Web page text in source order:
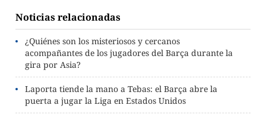
Noticias relacionadas
¿Quiénes son los misteriosos y cercanos
acompañantes de los jugadores del Barça durante la
gira por Asia?
Laporta tiende la mano a Tebas: el Barça abre la
puerta a jugar la Liga en Estados Unidos